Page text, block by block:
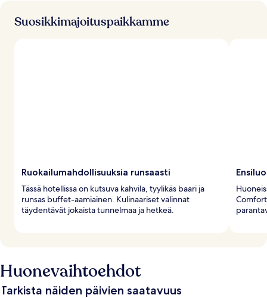
Suosikkimajoituspaikkamme
Ruokailumahdollisuuksia runsaasti
Tässä hotellissa on kutsuva kahvila, tyylikäs baari ja
runsas buffet-aamiainen. Kulinaariset valinnat
täydentävät jokaista tunnelmaa ja hetkeä.
Huonevaihtoehdot
Tarkista näiden päivien saatavuus